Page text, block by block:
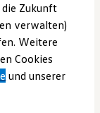
– all das
Pflicht und gilt
ein neues
neue
Zukunft
verwalten)
Weitere
Cookies
und unserer